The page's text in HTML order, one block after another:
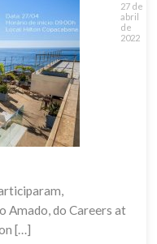
27 de
abril
de
2022
Amado, do Careers at
[…]